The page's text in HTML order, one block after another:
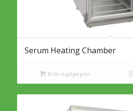
Serum Heating Chamber
Ενδιαφέρομαι